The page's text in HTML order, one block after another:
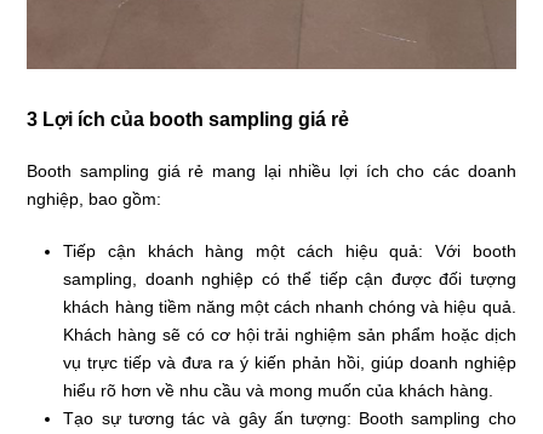
3 Lợi ích của booth sampling giá rẻ
Booth sampling giá rẻ mang lại nhiều lợi ích cho các doanh
nghiệp, bao gồm:
Tiếp cận khách hàng một cách hiệu quả: Với booth
sampling, doanh nghiệp có thể tiếp cận được đối tượng
khách hàng tiềm năng một cách nhanh chóng và hiệu quả.
Khách hàng sẽ có cơ hội trải nghiệm sản phẩm hoặc dịch
vụ trực tiếp và đưa ra ý kiến phản hồi, giúp doanh nghiệp
hiểu rõ hơn về nhu cầu và mong muốn của khách hàng.
Tạo sự tương tác và gây ấn tượng: Booth sampling cho